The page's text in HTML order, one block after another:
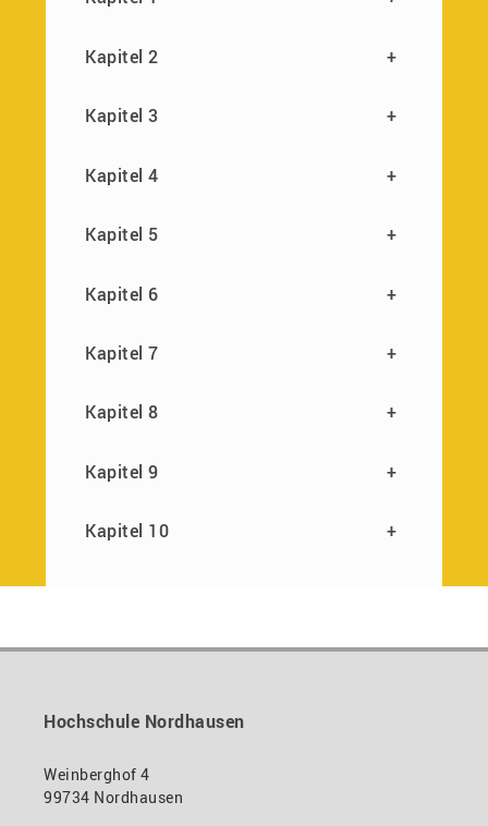
Kapitel 2 +
Kapitel 3 +
Kapitel 4 +
Kapitel 5 +
Kapitel 6 +
Kapitel 7 +
Kapitel 8 +
Kapitel 9 +
Kapitel 10 +
Hochschule Nordhausen
Weinberghof 4
99734 Nordhausen